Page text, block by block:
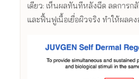
เดียว: เห็นผลทันทีหลังฉีด ลดการก
และฟื้นฟูเนื้อเยื่อผิวจริง ทำให้ผลค